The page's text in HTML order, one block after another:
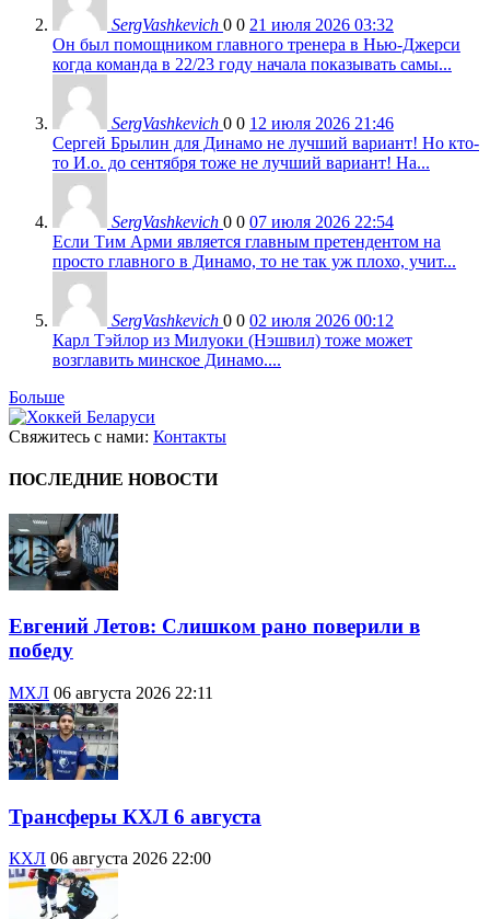
SergVashkevich 0 0 21 июля 2026 03:32
Он был помощником главного тренера в Нью-Джерси
когда команда в 22/23 году начала показывать самы...
SergVashkevich 0 0 12 июля 2026 21:46
Сергей Брылин для Динамо не лучший вариант! Но кто-
то И.о. до сентября тоже не лучший вариант! На...
SergVashkevich 0 0 07 июля 2026 22:54
Если Тим Арми является главным претендентом на
просто главного в Динамо, то не так уж плохо, учит...
SergVashkevich 0 0 02 июля 2026 00:12
Карл Тэйлор из Милуоки (Нэшвил) тоже может
возглавить минское Динамо....
Больше
Свяжитесь с нами: Контакты
ПОСЛЕДНИЕ НОВОСТИ
Евгений Летов: Слишком рано поверили в
победу
МХЛ 06 августа 2026 22:11
Трансферы КХЛ 6 августа
КХЛ 06 августа 2026 22:00